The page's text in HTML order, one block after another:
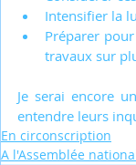
Intensifier la
Préparer
travaux sur
Je serai encore
entendre leurs
En circonscription
A l'Assemblée